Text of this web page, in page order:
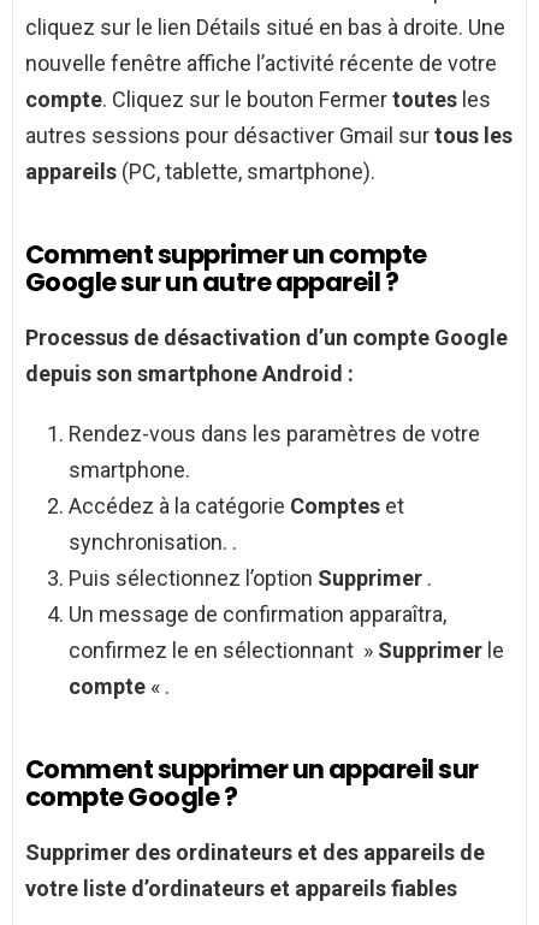
cliquez sur le lien Détails situé en bas à droite. Une
nouvelle fenêtre affiche l’activité récente de votre
compte. Cliquez sur le bouton Fermertoutes les
autres sessions pour désactiver Gmail surtous les
appareils (PC, tablette, smartphone).
Comment supprimer un compte
Google sur un autre appareil ?
Processus de désactivation d’un compte Google
depuis son smartphoneAndroid :
Rendez-vous dans les paramètres de votre
smartphone.
Accédez à la catégorie Comptes et
synchronisation. .
Puis sélectionnez l’option Supprimer .
Un message de confirmation apparaîtra,
confirmez le en sélectionnant » Supprimer le
compte « .
Comment supprimer un appareil sur
compte Google ?
Supprimer des ordinateurs et des appareils de
votre liste d’ordinateurs et appareilsfiables